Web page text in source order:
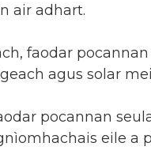
air adhart.
faodar
agus solar
pocannan
eile a